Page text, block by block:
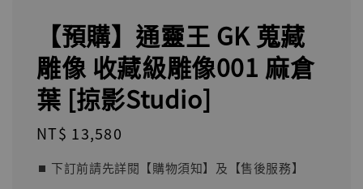
【預購】通靈王 GK 蒐藏
雕像 收藏級雕像001 麻倉
葉 [掠影Studio]
Regular
NT$ 13,580
⏹︎ 下訂前請先詳閱【購物須知】及【售後服務】